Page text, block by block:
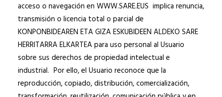
acceso o navegación en WWW.SARE.EUS implica renuncia,
transmisión o licencia total o parcial de
KONPONBIDEAREN ETA GIZA ESKUBIDEEN ALDEKO SARE
HERRITARRA ELKARTEA para uso personal al Usuario
sobre sus derechos de propiedad intelectual e
industrial. Por ello, el Usuario reconoce que la
reproducción, copiado, distribución, comercialización,